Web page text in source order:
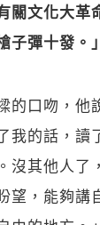
關文化大革
子彈十發。」
的口吻，他
我的話，讀
沒其他人了
望，能夠講